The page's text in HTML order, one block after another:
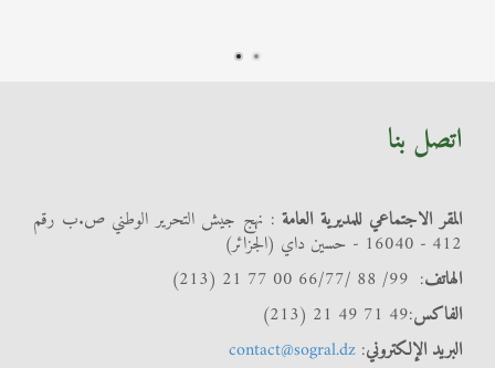
اتصل بنا
المقر الاجتماعي للمديرية العامة : نهج جيش التحرير الوطني ص.ب رقم
412 - 16040 - حسين داي (الجزائر)
الهاتف: 99/ 88 /66/77 00 77 21 (213)
الفاكس:49 71 49 21 (213)
البريد الإلكتروني:
contact@sogral.dz